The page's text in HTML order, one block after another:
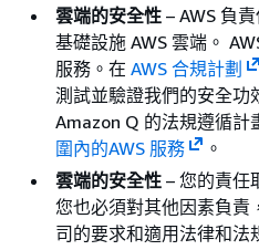
雲端的安全性 – AWS 負
基礎設施 AWS 雲端。
服務。在 AWS 合規計劃
測試並驗證我們的安全功
Amazon Q 的法規遵循計
圍內的AWS 服務
。
雲端的安全性 – 您的責任
您也必須對其他因素負責
司的要求和適用法律和法